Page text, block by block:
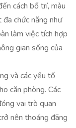
cách bố trí, màu
chức năng như
làm việc tích hợp
gian sống của
và các yếu tố
căn phòng. Các
vai trò quan
nên thoáng đãng